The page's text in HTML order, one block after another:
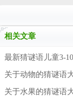
相关文章
最新猜谜语儿童3-
关于动物的猜谜语
关于水果的猜谜语